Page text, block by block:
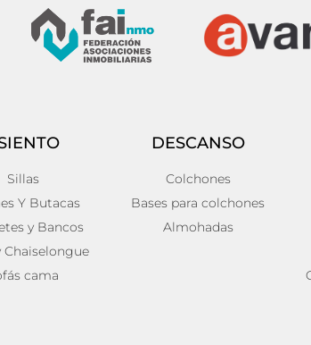
Sillas
Y Butacas
y Bancos
Chaiselongue
cama
DESCANSO
Colchones
Bases para colchones
Almohadas